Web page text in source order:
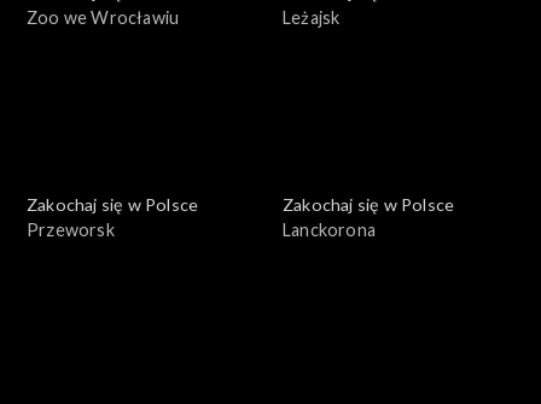
Zoo we Wrocławiu
Leżajsk
Zakochaj się w Polsce
Przeworsk
Zakochaj się w Polsce
Lanckorona